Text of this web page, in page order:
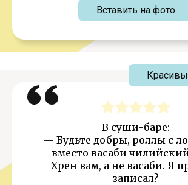
Вставить на фото
В суши-баре:
— Будьте добры, роллы с
вместо васаби
— Хрен вам, а не васаби. Я
записал?